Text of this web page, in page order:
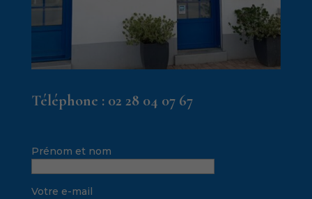
Téléphone : 02 28 04 07 67
Prénom et nom
Votre e-mail